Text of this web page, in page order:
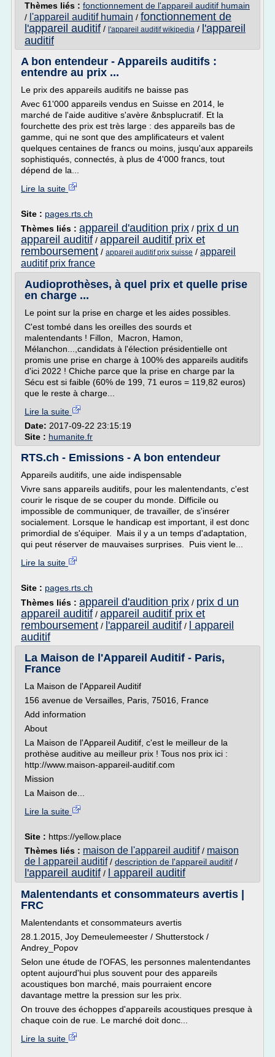
Thèmes liés : fonctionnement de l'appareil auditif humain
/ l'appareil auditif humain / fonctionnement de
l'appareil auditif / l'appareil auditif wikipedia / l'appareil
auditif
A bon entendeur - Appareils auditifs :
entendre au prix ...
Le prix des appareils auditifs ne baisse pas
Avec 61'000 appareils vendus en Suisse en 2014, le
marché de l'aide auditive s'avère &nbsplucratif. Et la
fourchette des prix est très large : des appareils bas de
gamme, qui ne sont que des amplificateurs et valent
quelques centaines de francs ou moins, jusqu'aux appareils
sophistiqués, connectés, à plus de 4'000 francs, tout
dépend de la...
Lire la suite
Site : pages.rts.ch
Thèmes liés : appareil d'audition prix / prix d un
appareil auditif / appareil auditif prix et
remboursement / appareil auditif prix suisse / appareil
auditif prix france
Audioprothèses, à quel prix et quelle prise
en charge ...
Le point sur la prise en charge et les aides possibles.
C'est tombé dans les oreilles des sourds et
malentendants ! Fillon, Macron, Hamon,
Mélanchon...,candidats à l'élection présidentielle ont
promis une prise en charge à 100% des appareils auditifs
d'ici 2022 ! Chiche parce que la prise en charge par la
Sécu est si faible (60% de 199, 71 euros = 119,82 euros)
que le reste à charge...
Lire la suite
Date: 2017-09-22 23:15:19
Site : humanite.fr
RTS.ch - Emissions - A bon entendeur
Appareils auditifs, une aide indispensable
Vivre sans appareils auditifs, pour les malentendants, c'est
courir le risque de se couper du monde. Difficile ou
impossible de communiquer, de travailler, de s'insérer
socialement. Lorsque le handicap est important, il est donc
primordial de s'équiper. Mais il y a un temps d'adaptation,
qui peut réserver de mauvaises surprises. Puis vient le...
Lire la suite
Site : pages.rts.ch
Thèmes liés : appareil d'audition prix / prix d un
appareil auditif / appareil auditif prix et
remboursement / l'appareil auditif /
l appareil
auditif
La Maison de l'Appareil Auditif - Paris,
France
La Maison de l'Appareil Auditif
156 avenue de Versailles, Paris, 75016, France
Add information
About
La Maison de l'Appareil Auditif, c'est le meilleur de la
prothèse auditive au meilleur prix ! Tous nos prix ici :
http://www.maison-appareil-auditif.com
Mission
La Maison de...
Lire la suite
Site : https://yellow.place
Thèmes liés : maison de l'appareil auditif/ maison
de l appareil auditif/ description de l'appareil auditif /
l'appareil auditif /
l appareil auditif
Malentendants et consommateurs avertis |
FRC
Malentendants et consommateurs avertis
28.1.2015, Joy Demeulemeester / Shutterstock /
Andrey_Popov
Selon une étude de l'OFAS, les personnes malentendantes
optent aujourd'hui plus souvent pour des appareils
acoustiques bon marché, mais pourraient encore
davantage mettre la pression sur les prix.
On trouve des échoppes d'appareils acoustiques presque à
chaque coin de rue. Le marché doit donc...
Lire la suite